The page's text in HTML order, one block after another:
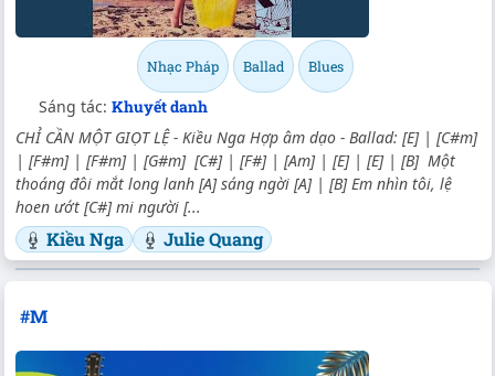
Nhạc Pháp Ballad Blues
Sáng tác: Khuyết danh
CHỈ CẦN MỘT GIỌT LỆ - Kiều Nga Hợp âm dạo - Ballad: [E] | [C#m]
| [F#m] | [F#m] | [G#m] [C#] | [F#] | [Am] | [E] | [E] | [B] Một
thoáng đôi mắt long lanh [A] sáng ngời [A] | [B] Em nhìn tôi, lệ
hoen ướt [C#] mi người [...
Kiều Nga Julie Quang
#M